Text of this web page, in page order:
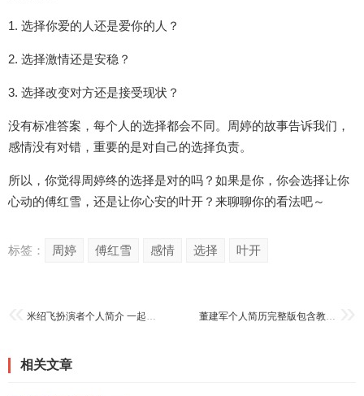
1. 选择你爱的人还是爱你的人？
2. 选择激情还是安稳？
3. 选择改变对方还是接受现状？
没有标准答案，每个人的选择都会不同。周婷的故事告诉我们，
感情没有对错，重要的是对自己的选择负责。
所以，你觉得周婷终的选择是对的吗？如果是你，你会选择让你
心动的傅红雪，还是让你心安的叶开？来聊聊你的看法吧～
标签： 周婷 傅红雪 感情 选择 叶开
米绍飞扮演者个人简介 一起来了解他的成名之路 董建军个人简历完整版包含教育背景与职业发展
相关文章